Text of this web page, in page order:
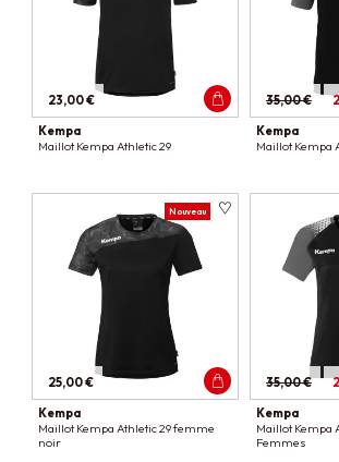
23,00 €
Kempa
Maillot Kempa Athletic 29
35,00 €
Kempa
Maillot Kempa
25,00 €
Nouveau
Kempa
Maillot Kempa Athletic 29 femme
noir
35,00 €
Kempa
Maillot Kempa
Femmes